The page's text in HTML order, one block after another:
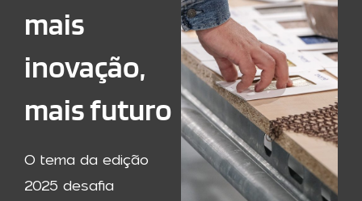
mais
inovação,
mais futuro
O tema da edição
2025 desafia